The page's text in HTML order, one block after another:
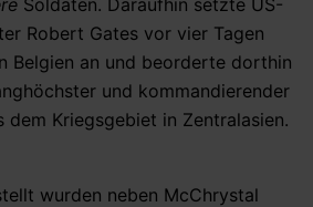
Robert Gates vor vier Tagen
Belgien an und beorderte dorthin
und kommandierender
dem Kriegsgebiet in Zentralasien.
wurden neben McChrystal